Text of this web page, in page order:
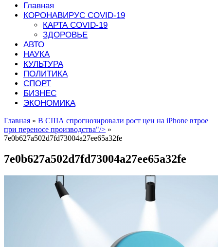
Главная
КОРОНАВИРУС COVID-19
КАРТА COVID-19
ЗДОРОВЬЕ
АВТО
НАУКА
КУЛЬТУРА
ПОЛИТИКА
СПОРТ
БИЗНЕС
ЭКОНОМИКА
Главная » В США спрогнозировали рост цен на iPhone втрое
при переносе производства"/> »
7e0b627a502d7fd73004a27ee65a32fe
7e0b627a502d7fd73004a27ee65a32fe